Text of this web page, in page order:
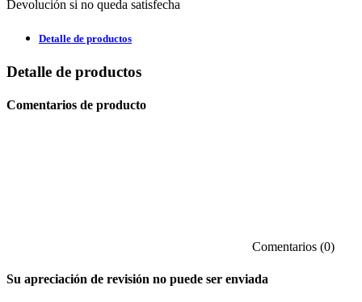
Devolución si no queda satisfecha
Detalle de productos
Detalle de productos
Comentarios de producto
Comentarios (0)
Su apreciación de revisión no puede ser enviada